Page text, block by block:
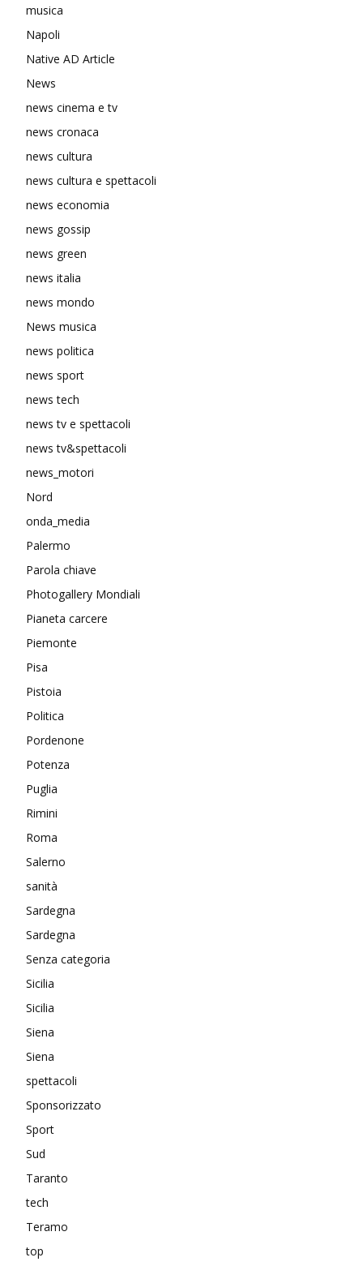
musica
Napoli
Native AD Article
News
news cinema e tv
news cronaca
news cultura
news cultura e spettacoli
news economia
news gossip
news green
news italia
news mondo
News musica
news politica
news sport
news tech
news tv e spettacoli
news tv&spettacoli
news_motori
Nord
onda_media
Palermo
Parola chiave
Photogallery Mondiali
Pianeta carcere
Piemonte
Pisa
Pistoia
Politica
Pordenone
Potenza
Puglia
Rimini
Roma
Salerno
sanità
Sardegna
Sardegna
Senza categoria
Sicilia
Sicilia
Siena
Siena
spettacoli
Sponsorizzato
Sport
Sud
Taranto
tech
Teramo
top